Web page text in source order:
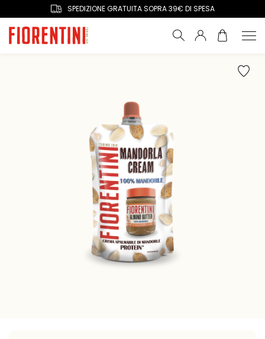
SPEDIZIONE GRATUITA SOPRA 39€ DI SPESA